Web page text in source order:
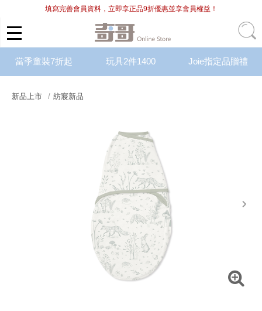
填寫完善會員資料，立即享正品9折優惠並享會員權益！
當季童裝7折起 玩具2件1400 Joie指定品贈禮
新品上市 紡寢新品
next